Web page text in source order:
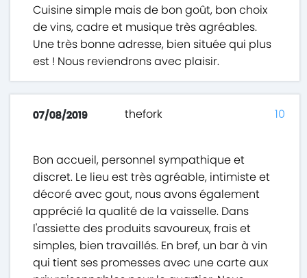
Cuisine simple mais de bon goût, bon choix
de vins, cadre et musique très agréables.
Une très bonne adresse, bien située qui plus
est ! Nous reviendrons avec plaisir.
07/08/2019 thefork
Bon accueil, personnel sympathique et
discret. Le lieu est très agréable, intimiste et
décoré avec gout, nous avons également
apprécié la qualité de la vaisselle. Dans
l'assiette des produits savoureux, frais et
simples, bien travaillés. En bref, un bar à vin
qui tient ses promesses avec une carte aux
10